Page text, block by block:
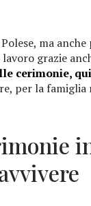
ma
grazie
cerimonie,
per la